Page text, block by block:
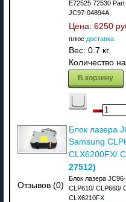
E72525 72530
JC97-04894A
Цена: 6250
плюс доставка
Вес: 0.7 кг.
Количество
В корзину
Отзывов (0)
Блок лазера
Samsung
CLX6200FX/
27512)
Блок лазера
CLP610/ CLP660/
CLX6210FX